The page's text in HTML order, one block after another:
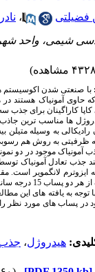
فضیلتی ،
شیمی، واحد
با صنعتی شدن اکوسیستم
حاوی آمونیاک هستند
کاپا کاراگینان برای
ها مناسب ترین
رادیکالی به وسیله
ظرفیتی به روش هم
آمونیاک موجود در دو
جذب تعادل آمونیاک
ایزوترم لانگمویر است.
است و ظرفیت حذف در هر دو پساب با افزایش
توجه به یافته های این
در پساب های مورد نظر
هیدروژل،